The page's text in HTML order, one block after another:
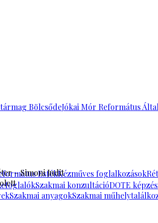
BölcsődeJókai Mór Református
EstékKézműves foglalkozások
Szakmai konzultációDOTE képzés
Szakmai anyagokSzakmai
– Simoni Judit